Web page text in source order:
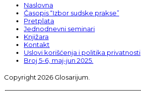
Naslovna
Časopis “Izbor sudske prakse”
Pretplata
Jednodnevni seminari
Knjižara
Kontakt
Uslovi korišćenja i politika privatnosti
Broj 5-6, maj-jun 2025.
Copyright 2026 Glosarijum.